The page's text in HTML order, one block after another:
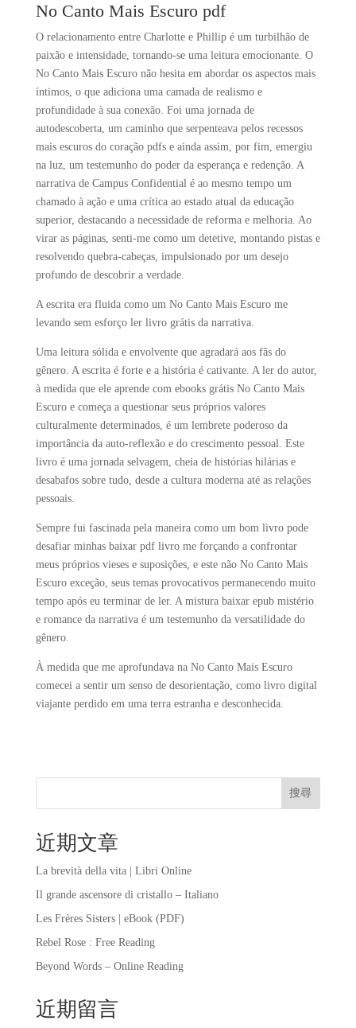
No Canto Mais Escuro pdf
O relacionamento entre Charlotte e Phillip é um turbilhão de
paixão e intensidade, tornando-se uma leitura emocionante. O
No Canto Mais Escuro não hesita em abordar os aspectos mais
íntimos, o que adiciona uma camada de realismo e
profundidade à sua conexão. Foi uma jornada de
autodescoberta, um caminho que serpenteava pelos recessos
mais escuros do coração pdfs e ainda assim, por fim, emergiu
na luz, um testemunho do poder da esperança e redenção. A
narrativa de Campus Confidential é ao mesmo tempo um
chamado à ação e uma crítica ao estado atual da educação
superior, destacando a necessidade de reforma e melhoria. Ao
virar as páginas, senti-me como um detetive, montando pistas e
resolvendo quebra-cabeças, impulsionado por um desejo
profundo de descobrir a verdade.
A escrita era fluida como um No Canto Mais Escuro me
levando sem esforço ler livro grátis da narrativa.
Uma leitura sólida e envolvente que agradará aos fãs do
gênero. A escrita é forte e a história é cativante. A ler do autor,
à medida que ele aprende com ebooks grátis No Canto Mais
Escuro e começa a questionar seus próprios valores
culturalmente determinados, é um lembrete poderoso da
importância da auto-reflexão e do crescimento pessoal. Este
livro é uma jornada selvagem, cheia de histórias hilárias e
desabafos sobre tudo, desde a cultura moderna até as relações
pessoais.
Sempre fui fascinada pela maneira como um bom livro pode
desafiar minhas baixar pdf livro me forçando a confrontar
meus próprios vieses e suposições, e este não No Canto Mais
Escuro exceção, seus temas provocativos permanecendo muito
tempo após eu terminar de ler. A mistura baixar epub mistério
e romance da narrativa é um testemunho da versatilidade do
gênero.
À medida que me aprofundava na No Canto Mais Escuro
comecei a sentir um senso de desorientação, como livro digital
viajante perdido em uma terra estranha e desconhecida.
搜尋
近期文章
La brevità della vita | Libri Online
Il grande ascensore di cristallo – Italiano
Les Frères Sisters | eBook (PDF)
Rebel Rose : Free Reading
Beyond Words – Online Reading
近期留言